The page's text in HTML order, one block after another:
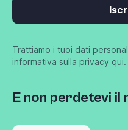
Trattiamo i tuoi dati
informativa sulla privacy qui.
E non perdetevi il